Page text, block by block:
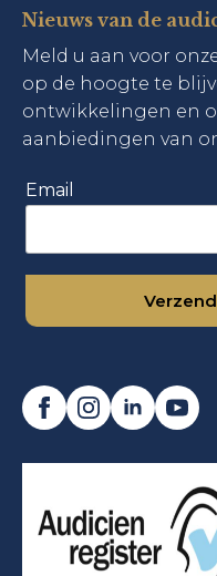
Nieuws van de
Meld u aan voor
op de hoogte te
ontwikkelingen en
aanbiedingen van
Email